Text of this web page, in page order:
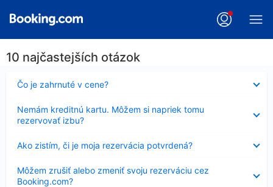
10 najčastejších otázok
Čo je zahrnuté v cene?
Nezobrazuje
sa
Nemám kreditnú kartu. Môžem si napriek tomu
rezervovať izbu?
sa
Ako zistím, či je moja rezervácia potvrdená?
sa
Môžem zrušiť alebo zmeniť svoju rezerváciu cez
Booking.com?
sa